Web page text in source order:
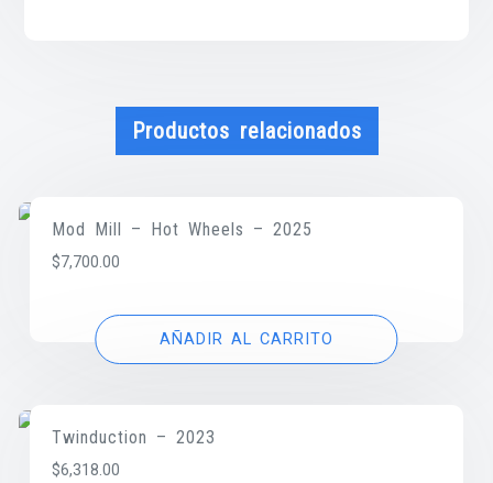
Productos relacionados
Mod Mill – Hot Wheels – 2025
$7,700.00
AÑADIR AL CARRITO
Twinduction – 2023
$6,318.00